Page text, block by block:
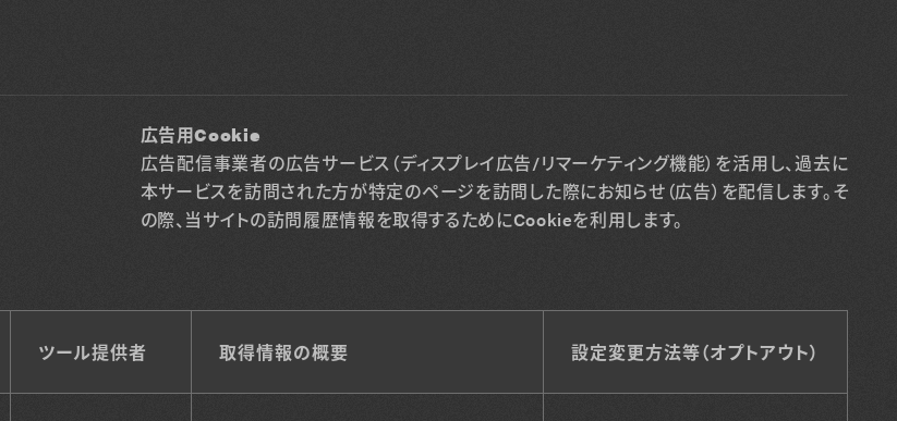
広告用Cookie
広告配信事業者の広告サービス（ディスプレイ広告/リマーケティング機能）を活用し、過去に
本サービスを訪問された方が特定のページを訪問した際にお知らせ（広告）を配信します。そ
の際、当サイトの訪問履歴情報を取得するためにCookieを利用します。
ツール提供者 取得情報の概要 設定変更方法等（オプトアウト）